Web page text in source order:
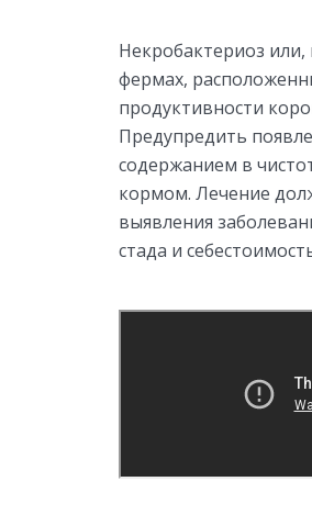
Некробактериоз или,
фермах,
продуктивности
Предупредить
содержанием в
кормом. Лечение
выявления
стада и